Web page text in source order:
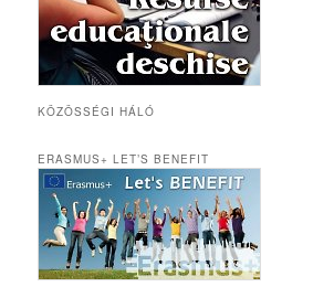
KÖZÖSSÉGI HÁLÓ
ERASMUS+ LET’S BENEFIT